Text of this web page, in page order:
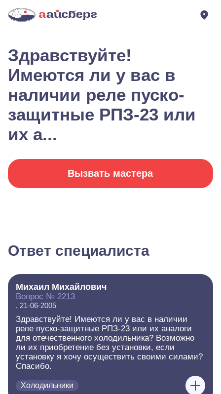
Здравствуйте!
Имеются ли у вас в
наличии реле пуско-
защитные РПЗ-23 или
их а...
Вызвать мастера
Ответ специалиста
Михаил Михайлович
Вопрос № 2213
, 21-06-2005
Здравствуйте! Имеются ли у вас в наличии
реле пуско-защитные РПЗ-23 или их аналоги
для отечественного холодильника? Возможно
ли их приобретение без установки, если
установку я хочу осуществить своими силами?
Спасибо.
Холодильники